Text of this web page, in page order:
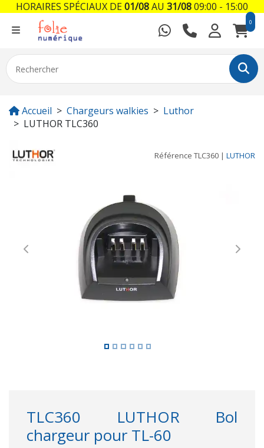
0
Accueil Chargeurs walkies
Luthor
LUTHOR TLC360
Référence TLC360 | LUTHOR
Previous Next
TLC360 LUTHOR Bol
chargeur pour TL-60
HORAIRES SPÉCIAUX DE01/08AU 31/0809:00 - 15:00